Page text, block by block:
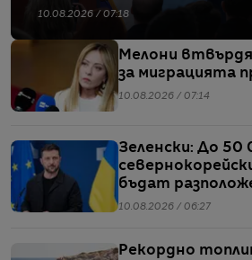
10.08.2026 / 07:18
Мелони
за миграцията
10.08.2026 / 07:14
Зеленски: До 50
бъдат
10.08.2026 / 06:27
Рекордно